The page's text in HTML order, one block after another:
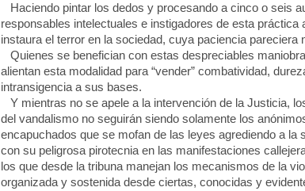
Haciendo pintar los dedos y procesando a cinco o seis
responsables intelectuales e instigadores de esta
instaura el terror en la sociedad, cuya paciencia pareciera
Quienes se benefician con estas despreciables
alientan esta modalidad para “vender” combatividad,
intransigencia a sus bases.
Y mientras no se apele a la intervención de la Justicia,
del vandalismo no seguirán siendo solamente los
encapuchados que se mofan de las leyes agrediendo a la
con su peligrosa pirotecnia en las manifestaciones
los que desde la tribuna manejan los mecanismos de la
organizada y sostenida desde ciertas, conocidas y